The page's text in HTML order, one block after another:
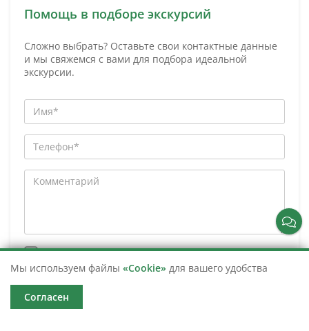
Помощь в подборе экскурсий
Сложно выбрать? Оставьте свои контактные данные
и мы свяжемся с вами для подбора идеальной
экскурсии.
Даюсогласиена рекламно-информационные
рассылки.*
Мы используем файлы «Cookie» для вашего удобства
Согласен